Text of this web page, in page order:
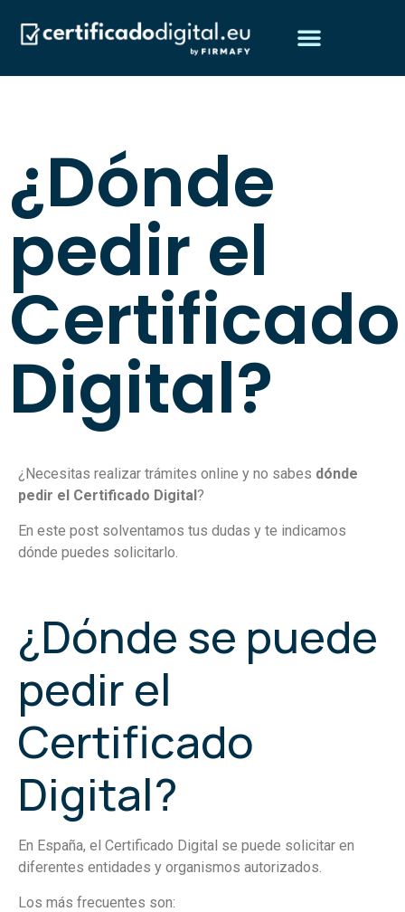
¿Dónde
pedir el
Certificado
Digital?
¿Necesitas realizar trámites online y no sabes dónde
pedir el Certificado Digital ?
En este post solventamos tus dudas y te indicamos
dónde puedes solicitarlo.
¿Dónde se puede
pedir el
Certificado
Digital?
En España, el Certificado Digital se puede solicitar en
diferentes entidades y organismos autorizados.
Los más frecuentes son: